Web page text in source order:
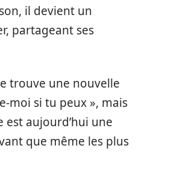
il devient un
partageant ses
trouve une nouvelle
moi si tu peux », mais
aujourd’hui une
que même les plus